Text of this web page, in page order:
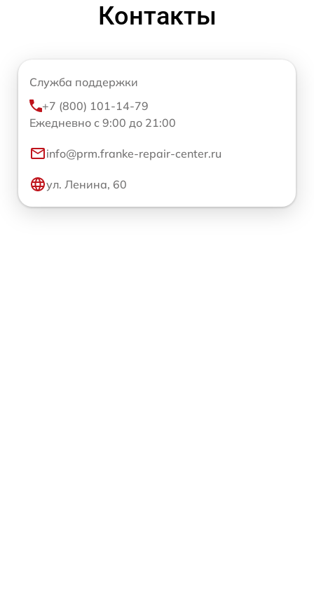
Контакты
Служба поддержки
+7 (800) 101-14-79
Ежедневно с 9:00 до 21:00
info@prm.franke-repair-center.ru
ул. Ленина, 60